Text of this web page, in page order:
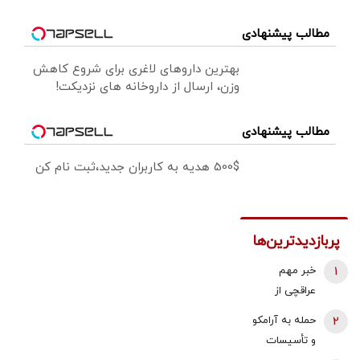
مطالب پیشنهادی
بهترین داروهای لاغری برای شروع کاهش
وزن، ارسال از داروخانه های نزدیکت!
مطالب پیشنهادی
500$ هدیه به کاربران جدید،ثبت نام کن
پربازدیدترین‌ها
خبر مهم
عراقچی از
نیروهای نظامی
1
حمله به آرامکو
و تأسیسات
2